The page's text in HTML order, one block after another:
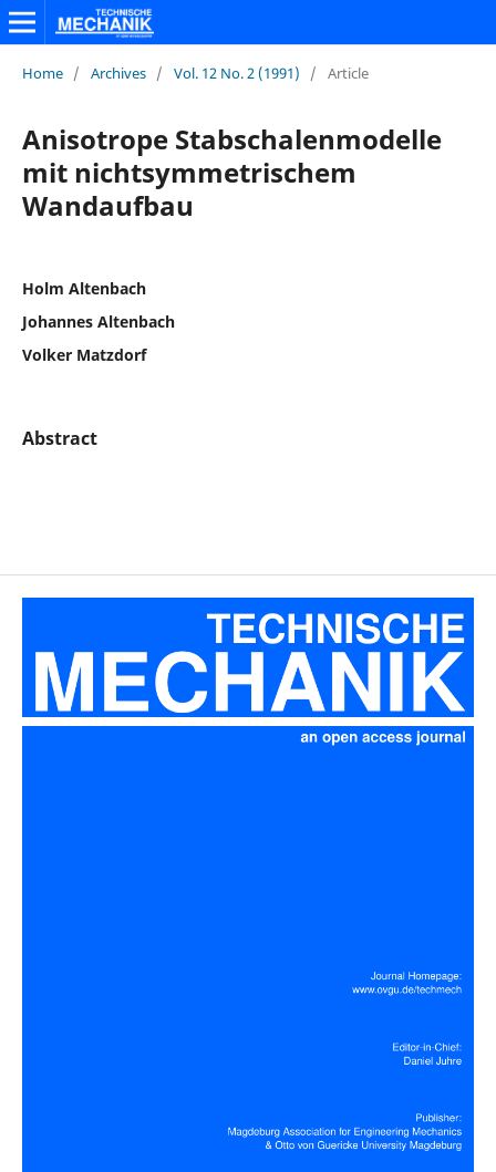
Home / Archives / Vol. 12 No. 2 (1991) / Article
Anisotrope Stabschalenmodelle
mit nichtsymmetrischem
Wandaufbau
Holm Altenbach
Johannes Altenbach
Volker Matzdorf
Abstract